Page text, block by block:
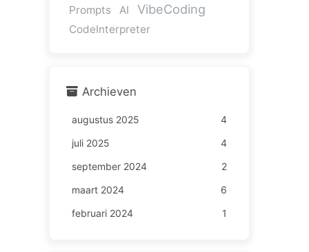
Prompts
AI VibeCoding
CodeInterpreter
Archieven
augustus 2025
4
juli 2025
4
september 2024
2
maart 2024
6
februari 2024
1